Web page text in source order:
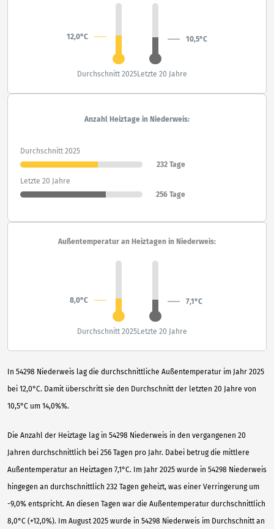
In 54298 Niederweis lag die durchschnittliche Außentemperatur im Jahr 2025
bei 12,0°C. Damit überschritt sie den Durchschnitt der letzten 20 Jahre von
10,5°C um 14,0%%.
Die Anzahl der Heiztage lag in 54298 Niederweis in den vergangenen 20
Jahren durchschnittlich bei 256 Tagen pro Jahr. Dabei betrug die mittlere
Außentemperatur an Heiztagen 7,1°C. Im Jahr 2025 wurde in 54298 Niederweis
hingegen an durchschnittlich 232 Tagen geheizt, was einer Verringerung um
-9,0% entspricht. An diesen Tagen war die Außentemperatur durchschnittlich
8,0°C (+12,0%). Im August 2025 wurde in 54298 Niederweis im Durchschnitt an
12,0°C 10,5°C
Durchschnitt 2025Letzte 20 Jahre
Anzahl Heiztage in Niederweis:
Durchschnitt 2025
232 Tage
Letzte 20 Jahre
256 Tage
Außentemperatur an Heiztagen in Niederweis:
8,0°C 7,1°C
Durchschnitt 2025Letzte 20 Jahre